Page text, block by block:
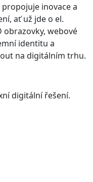
inovace a
ať už jde o el.
obrazovky, webové
identitu a
na digitálním trhu.
digitální řešení.